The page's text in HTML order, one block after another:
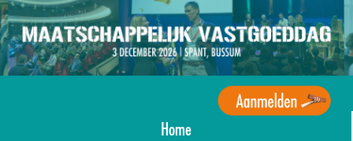
Overslaan
en
naar
de
inhoud
gaan
Home